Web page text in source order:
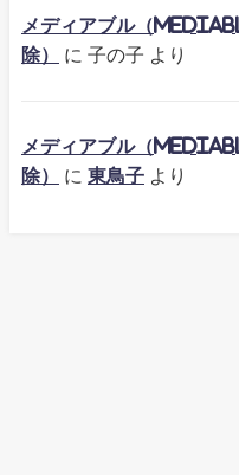
メディアブル（
除）
に 子の子 より
メディアブル（
除）
に 東鳥子 より